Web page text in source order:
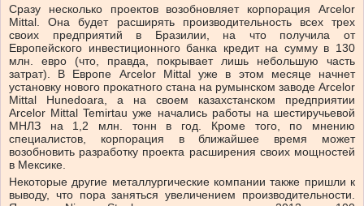
Сразу несколько проектов возобновляет корпорация Arcelor
Mittal. Она будет расширять производительность всех трех
своих предприятий в Бразилии, на что получила от
Европейского инвестиционного банка кредит на сумму в 130
млн. евро (что, правда, покрывает лишь небольшую часть
затрат). В Европе Arcelor Mittal уже в этом месяце начнет
установку нового прокатного стана на румынском заводе Arcelor
Mittal Hunedoara, а на своем казахстанском предприятии
Arcelor Mittal Temirtau уже начались работы на шестиручьевой
МНЛЗ на 1,2 млн. тонн в год. Кроме того, по мнению
специалистов, корпорация в ближайшее время может
возобновить разработку проекта расширения своих мощностей
в Мексике.
Некоторые другие металлургические компании также пришли к
выводу, что пора заняться увеличением производительности.